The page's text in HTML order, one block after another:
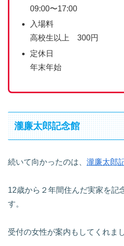
09:00〜17:00
入場料
高校生以上 300円
定休日
年末年始
瀧廉太郎記念館
続いて向かったのは、 瀧廉太郎
12歳から２年間住んだ実家を記
す。
受付の女性が案内もしてくれま